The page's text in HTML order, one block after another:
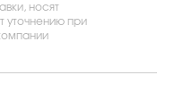
носят
уточнению при